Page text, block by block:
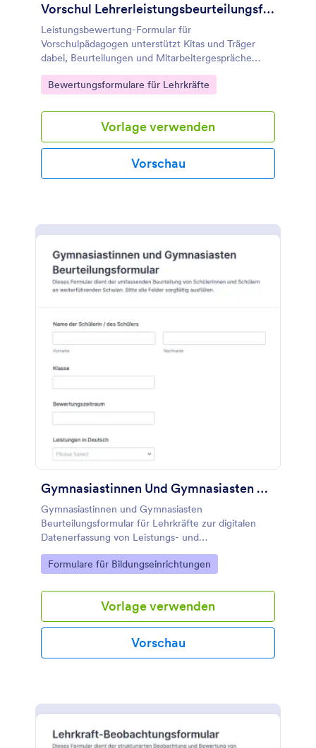
Vorschul Lehrerleistungsbeurteilungsformular
Leistungsbewertung-Formular für
Vorschulpädagogen unterstützt Kitas und Träger
dabei, Beurteilungen und Mitarbeitergespräche
digital zu dokumentieren, Rückmeldungen zu
bündeln und die Datenerfassung mit Jotform zu
Go to Category:
Bewertungsformulare für Lehrkräfte
Vorlage verwenden
Vorschau
Gymnasiastinnen Und Gymnasiasten Beurteilungsformular
Gymnasiastinnen und Gymnasiasten
Beurteilungsformular für Lehrkräfte zur digitalen
Datenerfassung von Leistungs- und
Verhaltensbewertungen im Schulalltag, basierend
auf einer anpassbaren Formularvorlage in Jotform.
Go to Category:
Formulare für Bildungseinrichtungen
Vorlage verwenden
Vorschau